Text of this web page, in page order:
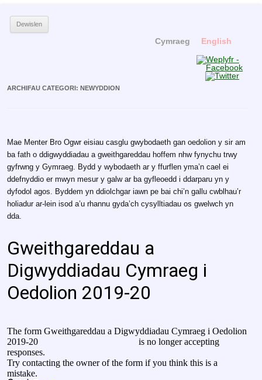
Menter Bro Ogwr
Yn hyrwyddo'r Gymraeg
Dewislen
Cymraeg English
ARCHIFAU CATEGORI: NEWYDDION
Mae Menter Bro Ogwr eisiau casglu gwybodaeth gan oedolion y sir am
ba fath o ddigwyddiadau a gweithgareddau hoffem nhw fynychu trwy
gyfrwng y Gymraeg. Bydd y wybodaeth ar y ffurflen yma’n cael ei
ddefnyddio er mwyn mesur y galw ar ba gyfleoedd i ddarparu yn y
dyfodol agos. Byddem yn ddiolchgar iawn pe bai chi’n gallu cwblhau’r
holiadur ar-lein isod a’u rhannu gyda’ch cysylltiadau os gwelwch yn
dda.